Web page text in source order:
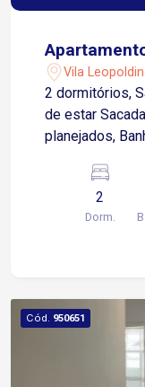
Vila
2 dormitórios,
de estar
planejados,
Lavanderia 1
automático. O
segurança,
centro.
2
Dorm.
Cód. 950651